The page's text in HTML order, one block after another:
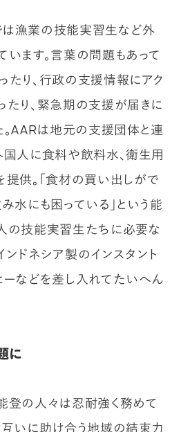
漁業の技能実習生など外
ます。言葉の問題もあって
たり、行政の支援情報にアク
たり、緊急期の支援が届きに
。AARは地元の支援団体と連
国人に食料や飲料水、衛生用
供。「食材の買い出しがで
水にも困っている」という能
の技能実習生たちに必要な
ドネシア製のインスタント
ーなどを差し入れてたいへん
に
登の人々は忍耐強く務めて
互いに助け合う地域の結束力